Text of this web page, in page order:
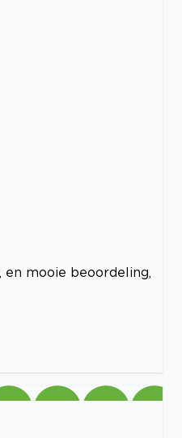
mooie beoordeling,